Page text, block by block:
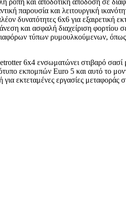
ροπή και αποδοτική απόδοση σε
παρουσία και λειτουργική
δυνατότητες 6x6 για εξαιρετική
και ασφαλή διαχείριση φορτίου
τύπων ρυμουλκούμενων,
6x4 ενσωματώνει στιβαρό
εκπομπών Euro 5 και αυτό το
για εκτεταμένες εργασίες